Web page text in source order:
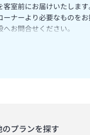
室前にお届けいたします
ナーより必要なものをお
お問合せください。
のプランを探す